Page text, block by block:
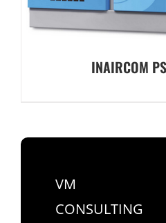
INAIRCOM
VM
CONSULTING